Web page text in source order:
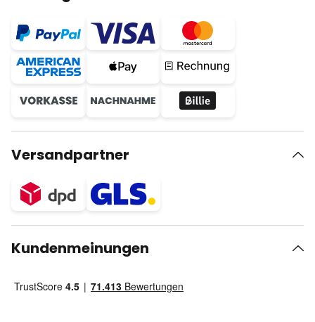
Versandpartner
Kundenmeinungen